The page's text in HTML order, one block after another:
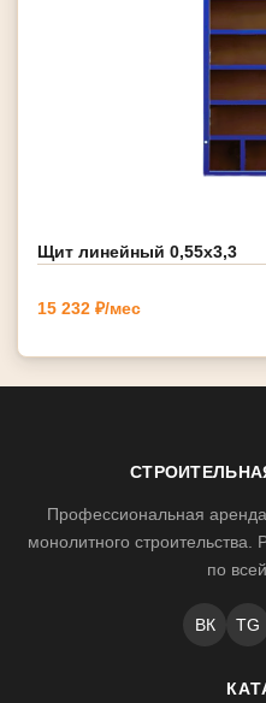
Щит линейный 0,55х3,3
15 232 ₽/мес
Профессиональная
монолитного строительства.
по
ВК TG